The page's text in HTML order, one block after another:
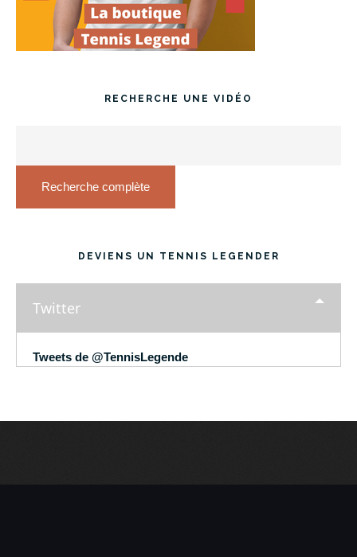
RECHERCHE UNE VIDÉO
Recherche complète
DEVIENS UN TENNIS LEGENDER
Twitter
Tweets de @TennisLegende